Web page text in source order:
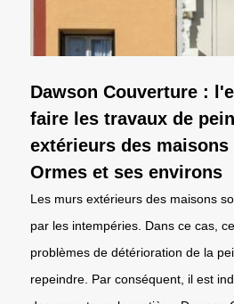
Dawson Couverture :
faire les travaux de
extérieurs des
Ormes et ses environs
Les murs extérieurs des maisons
par les intempéries. Dans ce cas,
problèmes de détérioration de la
repeindre. Par conséquent, il est